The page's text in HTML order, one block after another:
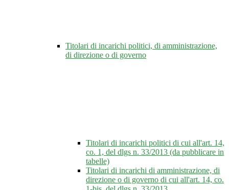
Titolari di incarichi politici, di amministrazione,
di direzione o di governo
Titolari di incarichi politici di cui all'art. 14,
co. 1, del dlgs n. 33/2013 (da pubblicare in
tabelle)
Titolari di incarichi di amministrazione, di
direzione o di governo di cui all'art. 14, co.